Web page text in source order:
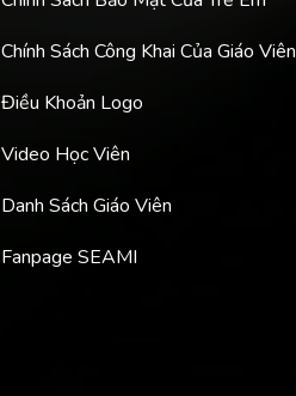
Chính Sách Công Khai Của Giáo Viên
Điều Khoản Logo
Video Học Viên
Danh Sách Giáo Viên
Fanpage SEAMI